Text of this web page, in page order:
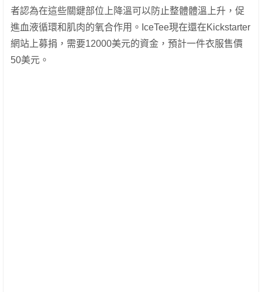
者認為在這些關鍵部位上降溫可以防止整體體溫上升，促
進血液循環和肌肉的氧合作用。IceTee現在還在Kickstarter
網站上募捐，需要12000美元的資金，預計一件衣服售價
50美元。